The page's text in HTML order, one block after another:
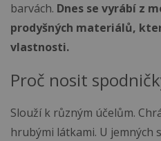
barvách. Dnes se vyrábí z
prodyšných materiálů,
vlastnosti.
Proč nosit
Slouží k různým účelům.
hrubými látkami. U jemných